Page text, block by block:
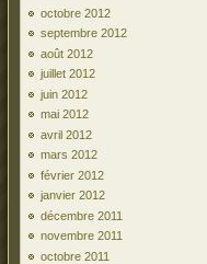
octobre 2012
septembre 2012
août 2012
juillet 2012
juin 2012
mai 2012
avril 2012
mars 2012
février 2012
janvier 2012
décembre 2011
novembre 2011
octobre 2011